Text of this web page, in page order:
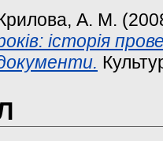
А. М.
історія